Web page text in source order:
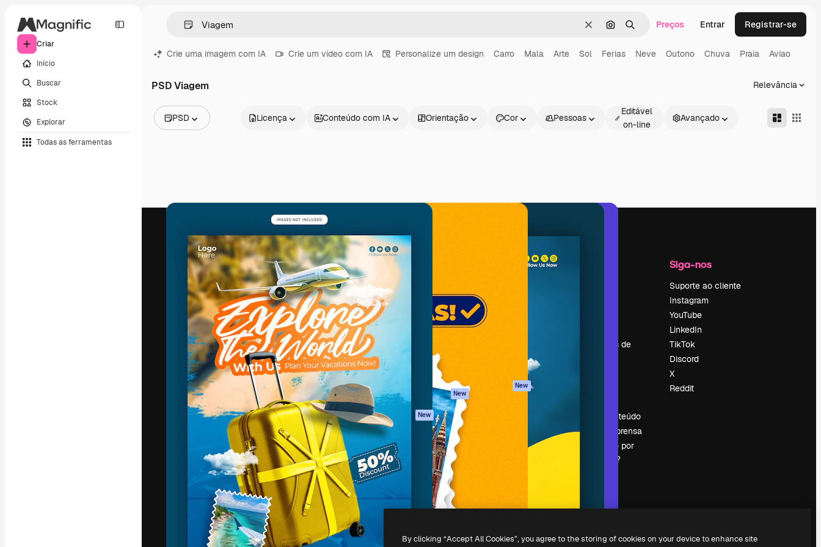
Criar
Início
Buscar
Stock
Explorar
Todas as ferramentas
LimparPesquisar por imagem
BuscarPreços Entrar Registrar-se
Crie uma imagem com IA Crie um vídeo com IA Personalize um design Carro Mala Arte Sol Ferias Neve Outono Chuva Praia Aviao
PSD Viagem Relevância
PSD
Vídeos
Modelos de vídeos
Modelos 3D
Licença Conteúdo com IA Orientação Cor Pessoas
Editável
on-line
Avançado
A plataforma criativa para você direcionar
seu melhor trabalho. Mais de 1 milhão de
assinantes entre criativos, empresas,
agências e estúdios.
Português
Produtos
Spaces
Assistente de IA
Gerador de
Texto para voz
Conteúdo de stock
Claude/ChatGPT
New
Agentes New
API
App móvel
Todas as
ferramentas
Documentação
Atendimento
Termos e
New
Tendências de
Vender conteúdo
Sala de imprensa
Procurando por
magnific.ai?
Siga-nos
Suporte ao cliente
Instagram
YouTube
LinkedIn
TikTok
Discord
X
Reddit
Copyright © 2010- 2026Freepik Company S.L.U. Todos os direitos reservados.
By clicking “Accept All Cookies”, you agree to the storing of cookies on your device to enhance site